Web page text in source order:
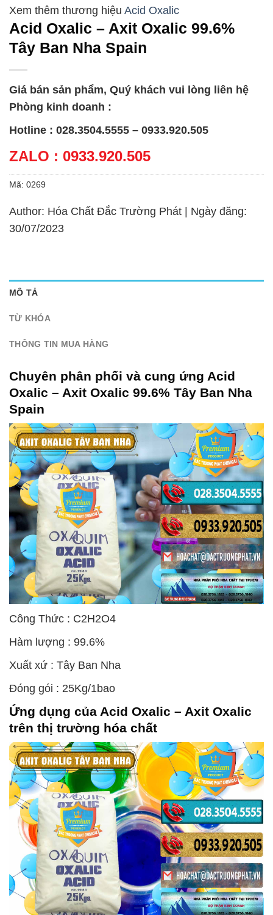
Acid Oxalic
Acid Oxalic – Axit Oxalic 99.6%
Tây Ban Nha Spain
Giá bán sản phẩm, Quý khách vui lòng liên hệ
Phòng kinh doanh :
Hotline : 028.3504.5555 – 0933.920.505
ZALO : 0933.920.505
Mã: 0269
Author: Hóa Chất Đắc Trường Phát | Ngày đăng:
30/07/2023
MÔ TẢ
TỪ KHÓA
THÔNG TIN MUA HÀNG
Chuyên phân phối và cung ứng Acid
Oxalic – Axit Oxalic 99.6% Tây Ban Nha
Spain
Công Thức : C2H2O4
Hàm lượng : 99.6%
Xuất xứ : Tây Ban Nha
Đóng gói : 25Kg/1bao
Ứng dụng của Acid Oxalic – Axit Oxalic
trên thị trường hóa chất